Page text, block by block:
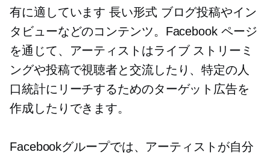
有に適しています長い形式ブログ投稿やイン
タビューなどのコンテンツ。Facebook ページ
を通じて、アーティストはライブ ストリーミ
ングや投稿で視聴者と交流したり、特定の人
口統計にリーチするためのターゲット広告を
作成したりできます。
Facebookグループでは、アーティストが自分